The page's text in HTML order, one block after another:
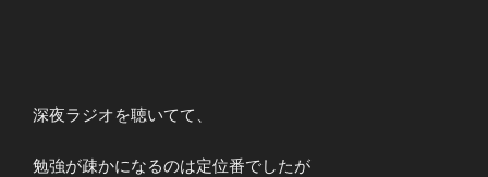
深夜ラジオを聴いてて、
勉強が疎かになるのは定位番でしたが